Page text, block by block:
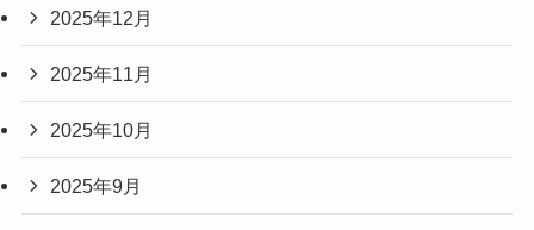
2025年12月
2025年11月
2025年10月
2025年9月